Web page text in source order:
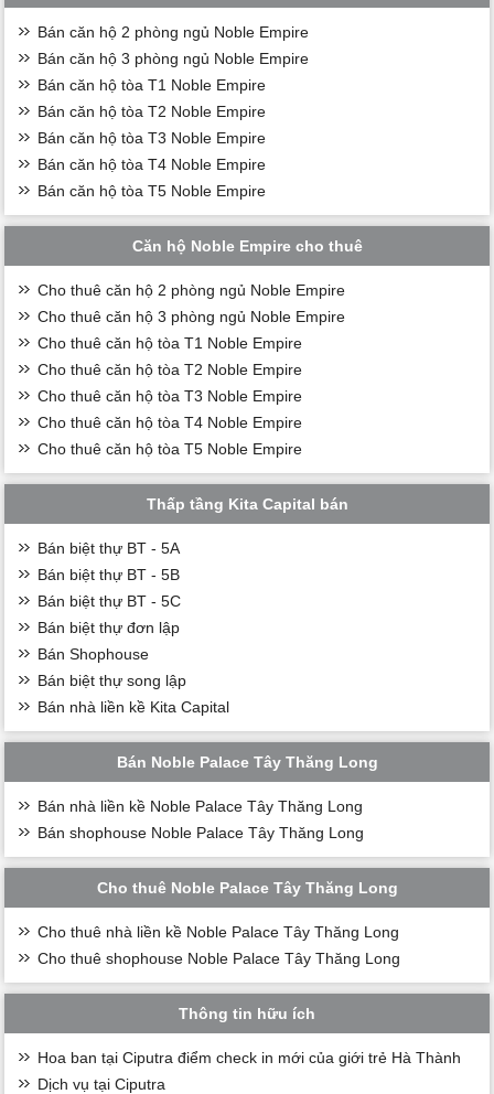
Bán căn hộ 2 phòng ngủ Noble Empire
Bán căn hộ 3 phòng ngủ Noble Empire
Bán căn hộ tòa T1 Noble Empire
Bán căn hộ tòa T2 Noble Empire
Bán căn hộ tòa T3 Noble Empire
Bán căn hộ tòa T4 Noble Empire
Bán căn hộ tòa T5 Noble Empire
Căn hộ Noble Empire cho thuê
Cho thuê căn hộ 2 phòng ngủ Noble Empire
Cho thuê căn hộ 3 phòng ngủ Noble Empire
Cho thuê căn hộ tòa T1 Noble Empire
Cho thuê căn hộ tòa T2 Noble Empire
Cho thuê căn hộ tòa T3 Noble Empire
Cho thuê căn hộ tòa T4 Noble Empire
Cho thuê căn hộ tòa T5 Noble Empire
Thấp tầng Kita Capital bán
Bán biệt thự BT - 5A
Bán biệt thự BT - 5B
Bán biệt thự BT - 5C
Bán biệt thự đơn lập
Bán Shophouse
Bán biệt thự song lập
Bán nhà liền kề Kita Capital
Bán Noble Palace Tây Thăng Long
Bán nhà liền kề Noble Palace Tây Thăng Long
Bán shophouse Noble Palace Tây Thăng Long
Cho thuê Noble Palace Tây Thăng Long
Cho thuê nhà liền kề Noble Palace Tây Thăng Long
Cho thuê shophouse Noble Palace Tây Thăng Long
Thông tin hữu ích
Hoa ban tại Ciputra điểm check in mới của giới trẻ Hà Thành
Dịch vụ tại Ciputra